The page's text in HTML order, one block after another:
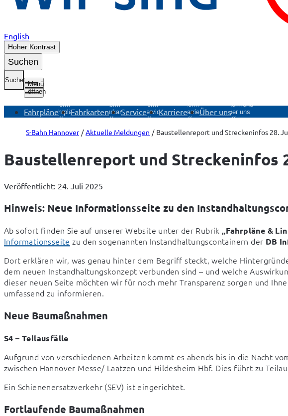
English
Hoher Kontrast
Suchen
Suche
Menü
öffnen
Fahrpläne
Untermenü
Fahrpläne
öffnen
Fahrkarten
Untermenü
Fahrkarten
öffnen
Service
Untermenü
Service
öffnen
Karriere
Untermenü
Karriere
öffnen
Über uns
Untermenü
Über uns
öffnen
S-Bahn Hannover Aktuelle Meldungen Baustellenreport und Streckeninfos 28.
Baustellenreport und Streckeninfos
Veröffentlicht: 24. Juli 2025
Hinweis: Neue Informationsseite zu den
Ab sofort finden Sie auf unserer Website unter der Rubrik „Fahrpläne &
Informationsseite zu den sogenannten Instandhaltungscontainern der DB
Dort erklären wir, was genau hinter dem Begriff steckt, welche
dem neuen Instandhaltungskonzept verbunden sind – und welche
dieser neuen Seite möchten wir für noch mehr Transparenz sorgen und
umfassend zu informieren.
Neue Baumaßnahmen
S4 – Teilausfälle
Aufgrund von verschiedenen Arbeiten kommt es abends bis in die Nacht
zwischen Hannover Messe/ Laatzen und Hildesheim Hbf. Dies führt zu
Ein Schienenersatzverkehr (SEV) ist eingerichtet.
Fortlaufende Baumaßnahmen